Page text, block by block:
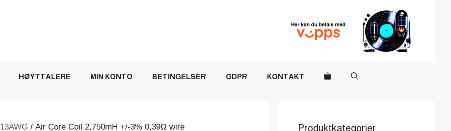
HØYTTALERE MIN KONTO BETINGELSER GDPR KONTAKT
13AWG / Air Core Coil 2,750mH +/-3% 0,39Ω wire
Produktkategorier